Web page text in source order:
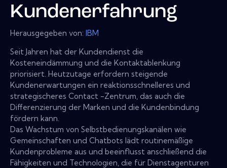
Kundenerfahrung
Herausgegeben von: IBM
Seit Jahren hat der Kundendienst die
Kosteneindämmung und die Kontaktablenkung
priorisiert. Heutzutage erfordern steigende
Kundenerwartungen ein reaktionsschnelleres und
strategischeres Contact -Zentrum, das auch die
Differenzierung der Marken und die Kundenbindung
fördern kann.
Das Wachstum von Selbstbedienungskanälen wie
Gemeinschaften und Chatbots lädt routinemäßige
Kundenprobleme aus und beeinflusst anschließend die
Fähigkeiten und Technologien, die für Dienstagenturen